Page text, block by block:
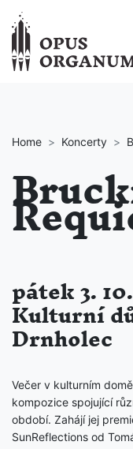
Home Koncerty
pátek 3.
Kulturní
Drnholec
Večer v kulturním
kompozice spojující
období. Zahájí jej
SunReflections od